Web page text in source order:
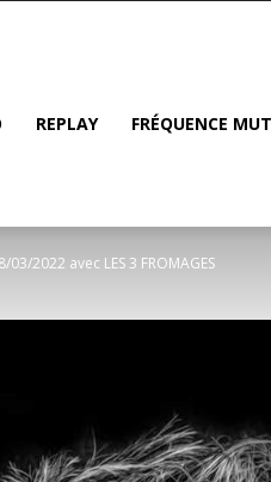
REPLAY FRÉQUENCE
2022 avec LES 3 FROMAGES